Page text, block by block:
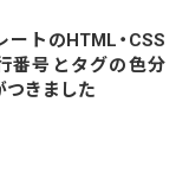
ートのHTML・CSS
番号とタグの色分
つきました